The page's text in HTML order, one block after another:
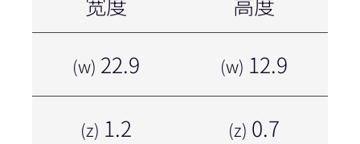
(w) 22.9 (w) 12.9
(z) 1.2 (z) 0.7